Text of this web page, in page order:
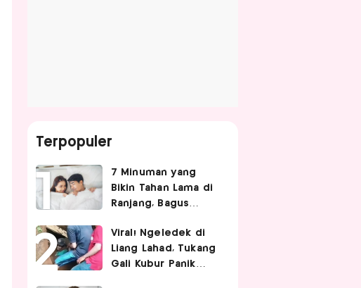
Terpopuler
7 Minuman yang
Bikin Tahan Lama di
Ranjang, Bagus
Hubungan Intim
Viral! Ngeledek di
Liang Lahad, Tukang
Gali Kubur Panik